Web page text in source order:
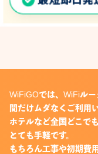
WiFiGOでは、WiFiル
間だけムダなくご利用
ホテルなど全国どこで
とても手軽です。
もちろん工事や初期費